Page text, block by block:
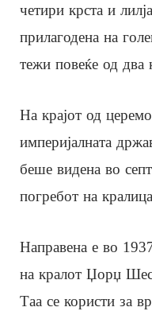
четири крста и
прилагодена на
тежи повеќе од два
На крајот од
империјалната
беше видена во
погребот на
Направена е во
на кралот Џорџ
Таа се користи за